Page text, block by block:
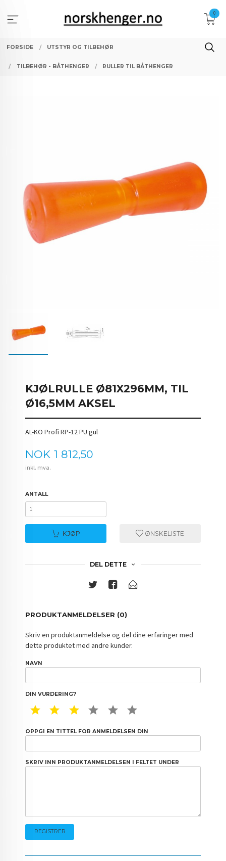
innholdet
0
FORSIDE UTSTYR OG TILBEHØR
TILBEHØR - BÅTHENGER RULLER TIL BÅTHENGER
KJØLRULLE Ø81X296MM, TIL
Ø16,5MM AKSEL
AL-KO Profi RP-12 PU gul
Pris
NOK 1 812,50
inkl. mva.
ANTALL
KJØP ØNSKELISTE
DEL DETTE
PRODUKTANMELDELSER (0)
Skriv en produktanmeldelse og del dine erfaringer med
dette produktet med andre kunder.
NAVN
DIN VURDERING?
1 STAR2 STAR3 STAR4 STAR5 STAR
OPPGI EN TITTEL FOR ANMELDELSEN DIN
SKRIV INN PRODUKTANMELDELSEN I FELTET UNDER